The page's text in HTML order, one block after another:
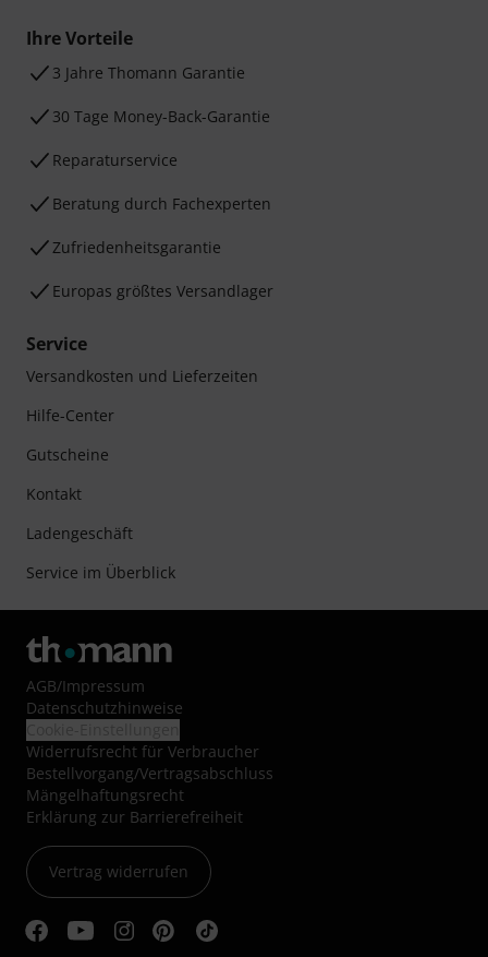
Ihre Vorteile
3 Jahre Thomann Garantie
30 Tage Money-Back-Garantie
Reparaturservice
Beratung durch Fachexperten
Zufriedenheitsgarantie
Europas größtes Versandlager
Service
Versandkosten und Lieferzeiten
Hilfe-Center
Gutscheine
Kontakt
Ladengeschäft
Service im Überblick
AGB/Impressum
Datenschutzhinweise
Widerrufsrecht für Verbraucher
Bestellvorgang/Vertragsabschluss
Mängelhaftungsrecht
Erklärung zur Barrierefreiheit
Vertrag widerrufen